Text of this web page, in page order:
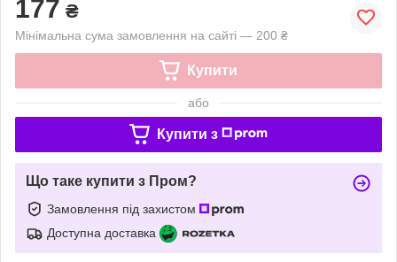
177 ₴
Мінімальна сума замовлення на сайті — 200 ₴
Купити
або
Купити з
Що таке купити з Пром?
Замовлення під захистом
Доступна доставка